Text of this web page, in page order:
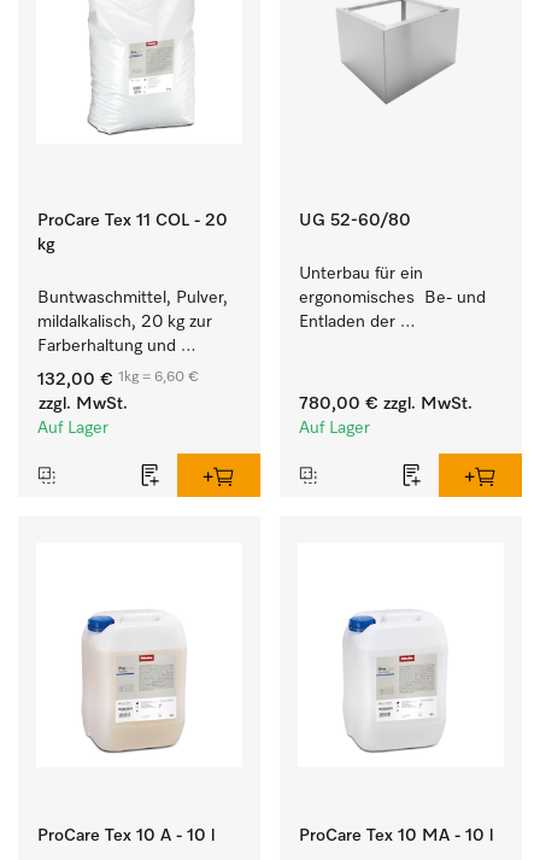
ProCare Tex 11 COL - 20
kg
Buntwaschmittel, Pulver,
mildalkalisch, 20 kg zur
Farberhaltung und
Reinigung von
Buntwäsche.
132,00 € 1kg = 6,60 €
zzgl. MwSt.
Auf Lager
UG 52-60/80
Unterbau für ein
ergonomisches  Be- und
Entladen der
780,00 € zzgl. MwSt.
Auf Lager
ProCare Tex 10 A - 10 l ProCare Tex 10 MA - 10 l